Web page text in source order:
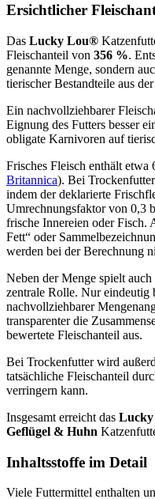
Ersichtlicher
Das Lucky Lou®
Fleischanteil von 356 %.
genannte Menge, sondern
tierischer Bestandteile aus
Ein nachvollziehbarer
Eignung des Futters besser
obligate Karnivoren auf
Frisches Fleisch enthält etwa
Britannica). Bei
indem der deklarierte
Umrechnungsfaktor von 0,3
frische Innereien oder Fisch.
Fett“ oder
werden bei der Berechnung
Neben der Menge spielt
zentrale Rolle. Nur eindeutig
nachvollziehbarer
transparenter die
bewertete Fleischanteil aus.
Bei Trockenfutter wird
tatsächliche Fleischanteil
verringern kann.
Insgesamt erreicht das
Geflügel & Huhn
Inhaltsstoffe im Detail
Viele Futtermittel enthalten